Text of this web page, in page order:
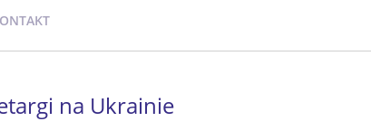
na Ukrainie